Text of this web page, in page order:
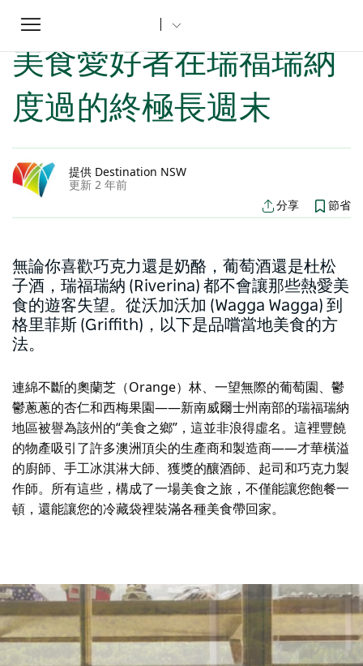
Toggle
navigation
家
美食愛好者在瑞福瑞納
度過的終極長週末
提供 Destination NSW
更新 2 年前
分享 節省
無論你喜歡巧克力還是奶酪，葡萄酒還是杜松
子酒，瑞福瑞納 (Riverina) 都不會讓那些熱愛美
食的遊客失望。從沃加沃加 (Wagga Wagga) 到
格里菲斯 (Griffith)，以下是品嚐當地美食的方
法。
連綿不斷的奧蘭芝（Orange）林、一望無際的葡萄園、鬱
鬱蔥蔥的杏仁和西梅果園——新南威爾士州南部的瑞福瑞納
地區被譽為該州的“美食之鄉”，這並非浪得虛名。這裡豐饒
的物產吸引了許多澳洲頂尖的生產商和製造商——才華橫溢
的廚師、手工冰淇淋大師、獲獎的釀酒師、起司和巧克力製
作師。所有這些，構成了一場美食之旅，不僅能讓您飽餐一
頓，還能讓您的冷藏袋裡裝滿各種美食帶回家。